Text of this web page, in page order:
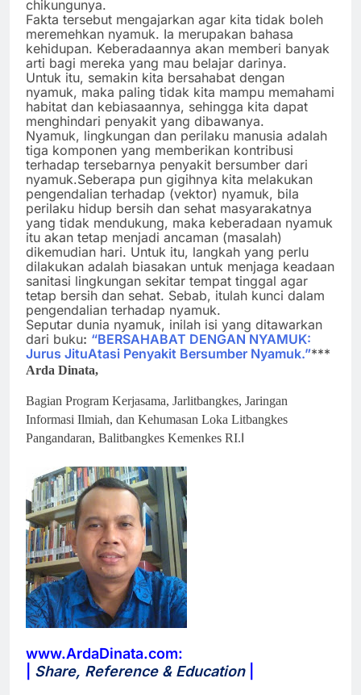
chikungunya.
Fakta tersebut mengajarkan agar kita tidak boleh
meremehkan nyamuk. Ia merupakan bahasa
kehidupan. Keberadaannya akan memberi banyak
arti bagi mereka yang mau belajar darinya.
Untuk itu, semakin kita bersahabat dengan
nyamuk, maka paling tidak kita mampu memahami
habitat dan kebiasaannya, sehingga kita dapat
menghindari penyakit yang dibawanya.
Nyamuk, lingkungan dan perilaku manusia adalah
tiga komponen yang memberikan kontribusi
terhadap tersebarnya penyakit bersumber dari
nyamuk.Seberapa pun gigihnya kita melakukan
pengendalian terhadap (vektor) nyamuk, bila
perilaku hidup bersih dan sehat masyarakatnya
yang tidak mendukung, maka keberadaan nyamuk
itu akan tetap menjadi ancaman (masalah)
dikemudian hari. Untuk itu, langkah yang perlu
dilakukan adalah biasakan untuk menjaga keadaan
sanitasi lingkungan sekitar tempat tinggal agar
tetap bersih dan sehat. Sebab, itulah kunci dalam
pengendalian terhadap nyamuk.
Seputar dunia nyamuk, inilah isi yang ditawarkan
dari buku: “BERSAHABAT DENGAN NYAMUK:
Jurus JituAtasi Penyakit Bersumber Nyamuk.”***
Arda Dinata,
Bagian Program Kerjasama, Jarlitbangkes, Jaringan
Informasi Ilmiah, dan Kehumasan Loka Litbangkes
Pangandaran, Balitbangkes Kemenkes RI.I
www.ArdaDinata.com:
Share, Reference & Education|